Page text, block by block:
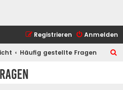
Anmelden
Registrieren
Häufig gestellte Fragen